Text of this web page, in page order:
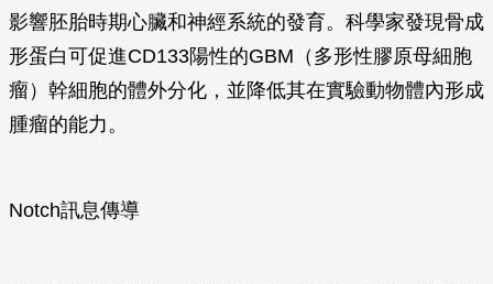
影響胚胎時期心臟和神經系統的發育。科學家發現骨成
形蛋白可促進CD133陽性的GBM（多形性膠原母細胞
瘤）幹細胞的體外分化，並降低其在實驗動物體內形成
腫瘤的能力。
Notch訊息傳導